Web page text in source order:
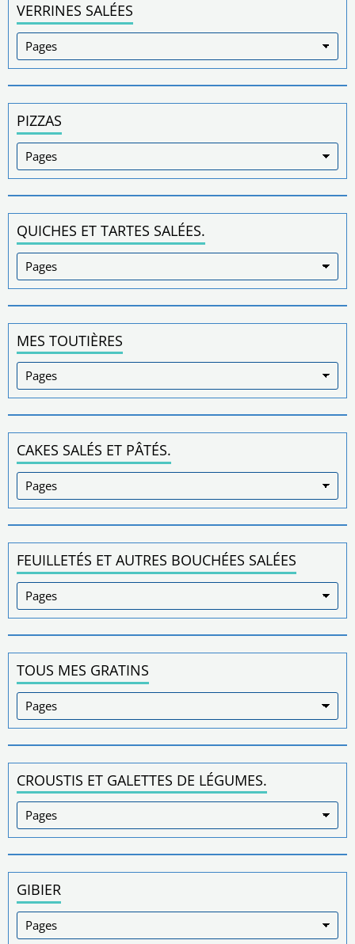
VERRINES SALÉES
PIZZAS
QUICHES ET TARTES SALÉES.
MES TOUTIÈRES
CAKES SALÉS ET PÂTÉS.
FEUILLETÉS ET AUTRES BOUCHÉES SALÉES
TOUS MES GRATINS
CROUSTIS ET GALETTES DE LÉGUMES.
GIBIER